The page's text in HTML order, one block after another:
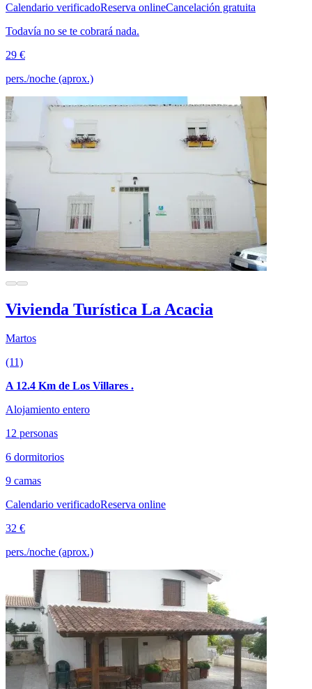
Calendario verificadoReserva onlineCancelación gratuita
Todavía no se te cobrará nada.
29 €
pers./noche (aprox.)
Vivienda Turística La Acacia
Martos
(11)
A 12.4 Km de Los Villares .
Alojamiento entero
12 personas
6 dormitorios
9 camas
Calendario verificadoReserva online
32 €
pers./noche (aprox.)